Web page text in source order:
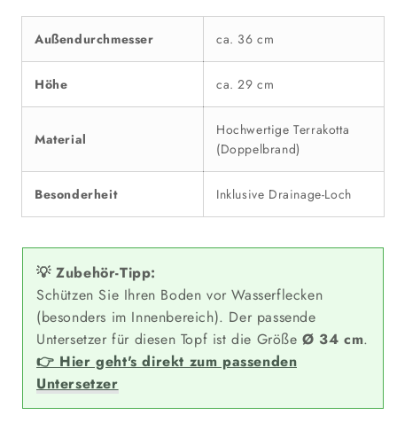
Außendurchmesser ca. 36 cm
Höhe ca. 29 cm
Material
Hochwertige Terrakotta
(Doppelbrand)
Besonderheit Inklusive Drainage-Loch
💡 Zubehör-Tipp:
Schützen Sie Ihren Boden vor Wasserflecken
(besonders im Innenbereich). Der passende
Untersetzer für diesen Topf ist die GrößeØ 34 cm.
👉 Hier geht's direkt zum passenden
Untersetzer